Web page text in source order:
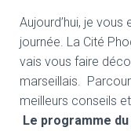
Aujourd’hui, je
journée. La Cité
vais vous faire
marseillais.
meilleurs conseils
Le programme